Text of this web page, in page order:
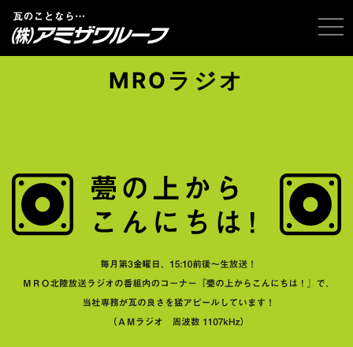
MROラジオ